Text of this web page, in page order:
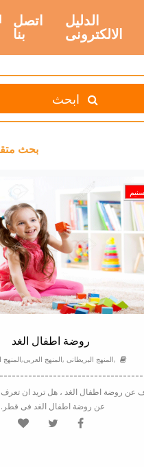
اتصل
بنا
الدليل
الالكترونى
ابحث
بحث
روضة اطفال الغد
,المنهج البريطانى ,المنهج
عن روضة اطفال الغد ، هل تريد ان تعرف
عن روضة اطفال الغد فى